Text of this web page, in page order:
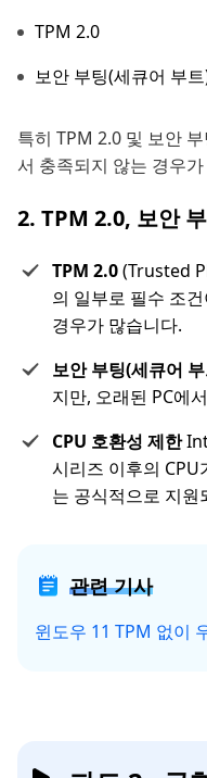
TPM 2.0
보안 부팅(세큐어 부
특히 TPM 2.0 및 보안
서 충족되지 않는 경우
2. TPM 2.0, 보안
TPM 2.0(Trusted
의 일부로 필수 조
경우가 많습니다.
보안 부팅(세큐어
지만, 오래된 PC에
CPU 호환성 제한
시리즈 이후의 CPU
는 공식적으로 지원
관련 기사
윈도우 11 TPM 없이